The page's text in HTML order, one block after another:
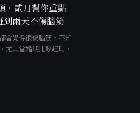
，貳月幫你重點
到雨天不傷腦筋
會覺得很傷腦筋，不知
尤其當婚期比較趕時，